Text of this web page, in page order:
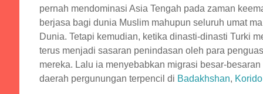
pernah mendominasi Asia Tengah pada zaman
berjasa bagi dunia Muslim mahupun seluruh umat
Dunia. Tetapi kemudian, ketika dinasti-dinasti Turki
terus menjadi sasaran penindasan oleh para
mereka. Lalu ia menyebabkan migrasi besar-
daerah pergunungan terpencil di Badakhshan,